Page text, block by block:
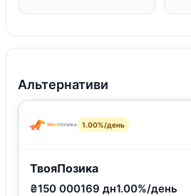
Альтернативи
1.00%/день
ТвояПозика
₴150 000169 дн1.00%/день